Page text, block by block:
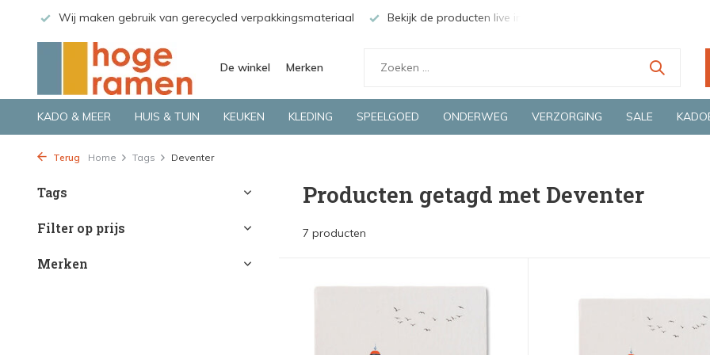
Wij maken gebruik van gerecycled verpakkingsmateriaal Bekijk de producten live in onze winkel in Deventer
De winkel Merken
KADO & MEER HUIS & TUIN KEUKEN KLEDING SPEELGOED ONDERWEG VERZORGING SALE
Terug Home Tags Deventer
Tags
Filter op prijs
Merken
Producten getagd met Deventer
7 producten